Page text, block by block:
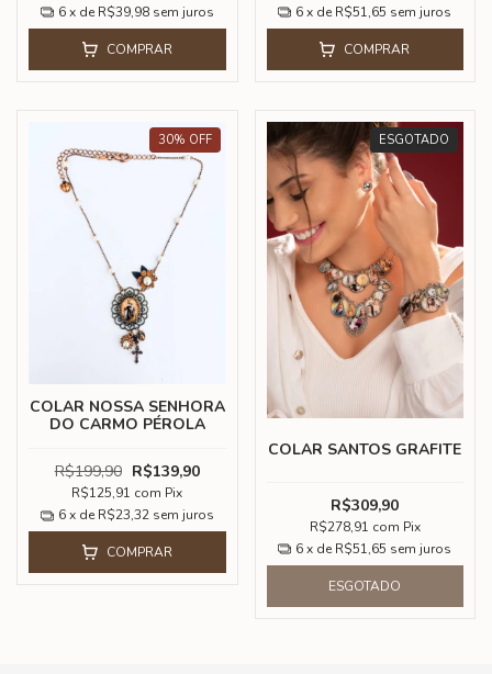
6 x de R$39,98 sem juros
COMPRAR
6 x de R$51,65 sem juros
COMPRAR
30% OFF
COLAR NOSSA SENHORA
DO CARMO PÉROLA
R$199,90 R$139,90
R$125,91 com Pix
6 x de R$23,32 sem juros
COMPRAR
ESGOTADO
COLAR SANTOS GRAFITE
R$309,90
R$278,91 com Pix
6 x de R$51,65 sem juros
ESGOTADO